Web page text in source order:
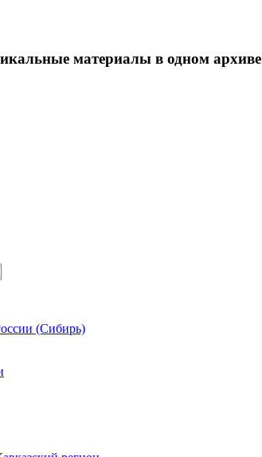
материалы в одном архиве
(Сибирь)